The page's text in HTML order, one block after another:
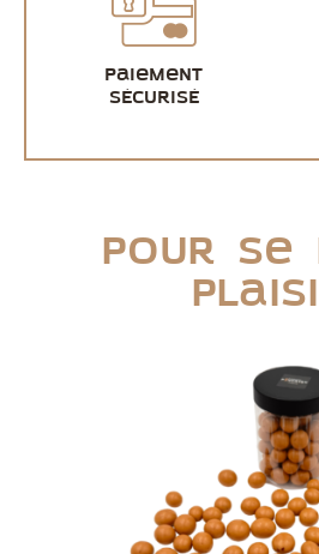
Paiement
sécurisé
Pour se